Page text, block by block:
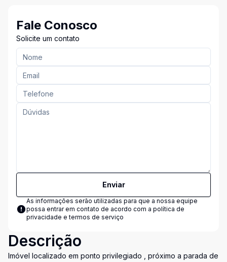
Fale Conosco
Solicite um contato
Enviar
As informações serão utilizadas para que a nossa equipe
possa entrar em contato de acordo com a política de
privacidade e termos de serviço
Descrição
Imóvel localizado em ponto privilegiado , próximo a parada de